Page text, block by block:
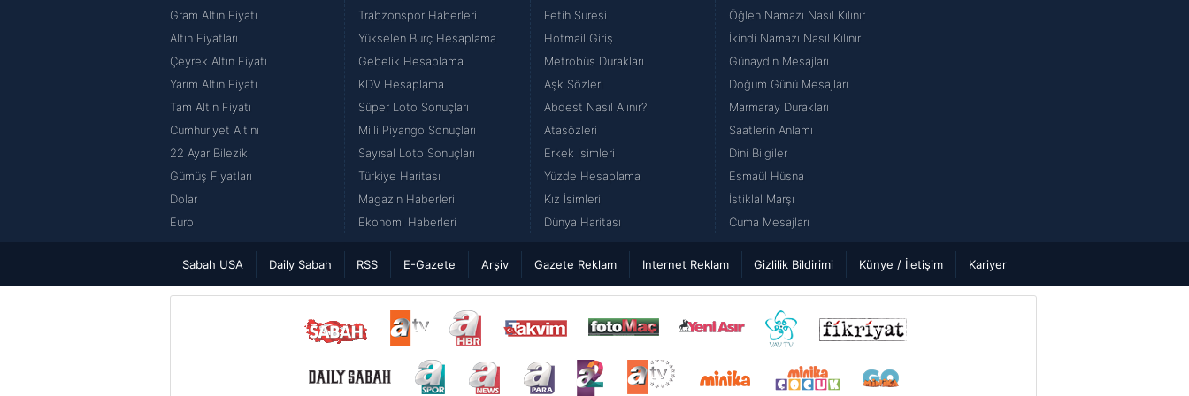
Gram Altın Fiyatı
Altın Fiyatları
Çeyrek Altın Fiyatı
Yarım Altın Fiyatı
Tam Altın Fiyatı
Cumhuriyet Altını
22 Ayar Bilezik
Gümüş Fiyatları
Dolar
Euro
Trabzonspor Haberleri
Yükselen Burç Hesaplama
Gebelik Hesaplama
KDV Hesaplama
Süper Loto Sonuçları
Milli Piyango Sonuçları
Sayısal Loto Sonuçları
Türkiye Haritası
Magazin Haberleri
Ekonomi Haberleri
Fetih Suresi
Hotmail Giriş
Metrobüs Durakları
Aşk Sözleri
Abdest Nasıl Alınır?
Atasözleri
Erkek İsimleri
Yüzde Hesaplama
Kız İsimleri
Dünya Haritası
Öğlen Namazı Nasıl Kılınır
İkindi Namazı Nasıl Kılınır
Günaydın Mesajları
Doğum Günü Mesajları
Marmaray Durakları
Saatlerin Anlamı
Dini Bilgiler
Esmaül Hüsna
İstiklal Marşı
Cuma Mesajları
Sabah USA Daily Sabah RSS E-Gazete Arşiv Gazete Reklam Internet Reklam Gizlilik Bildirimi Künye / İletişim Kariyer